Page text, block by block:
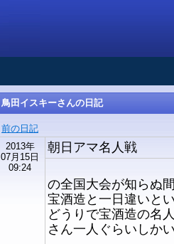
鳥田イスキーさんの日記
前の日記
2013年
07月15日
09:24
朝日アマ名人戦
の全国大会が知らぬ
宝酒造と一日違いと
どうりで宝酒造の名
さん一人ぐらいしか